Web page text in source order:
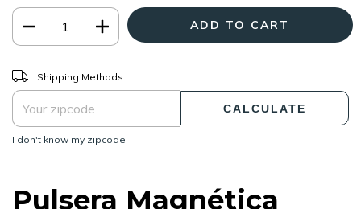
Shipping for zipcode:
Shipping Methods
CALCULATE
I don't know my zipcode
Pulsera Magnética